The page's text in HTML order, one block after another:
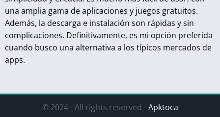
una amplia gama de aplicaciones y juegos gratuitos.
Además, la descarga e instalación son rápidas y sin
complicaciones. Definitivamente, es mi opción preferida
cuando busco una alternativa a los típicos mercados de
apps.
© 2024 - All rights reserved -Apktoca